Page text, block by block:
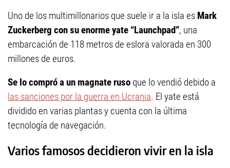
Uno de los multimillonarios que suele ir a la isla es Mark
Zuckerberg con su enorme yate “Launchpad”, una
embarcación de 118 metros de eslora valorada en 300
millones de euros.
Se lo compró a un magnate ruso que lo vendió debido a
las sanciones por la guerra en Ucrania. El yate está
dividido en varias plantas y cuenta con la última
tecnología de navegación.
Varios famosos decidieron vivir en la isla